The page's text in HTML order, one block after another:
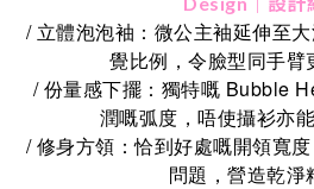
/ 立體泡泡袖：微公主袖延伸至
覺比例，令臉型同手臂
/ 份量感下擺：獨特嘅 Bubble
潤嘅弧度，唔使攝衫亦
/ 修身方領：恰到好處嘅開領寬
問題，營造乾淨